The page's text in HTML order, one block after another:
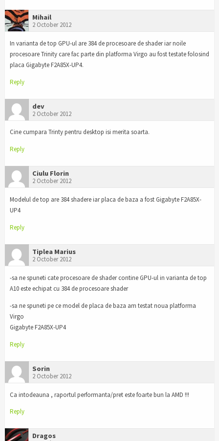
Mihail
2 October 2012
In varianta de top GPU-ul are 384 de procesoare de shader iar noile
procesoare Trinity care fac parte din platforma Virgo au fost testate folosind
placa Gigabyte F2A85X-UP4.
Reply
dev
2 October 2012
Cine cumpara Trinty pentru desktop isi merita soarta.
Reply
Ciulu Florin
2 October 2012
Modelul de top are 384 shadere iar placa de baza a fost Gigabyte F2A85X-
UP4
Reply
Tiplea Marius
2 October 2012
-sa ne spuneti cate procesoare de shader contine GPU-ul in varianta de top
A10 este echipat cu 384 de procesoare shader
-sa ne spuneti pe ce model de placa de baza am testat noua platforma
Virgo
Gigabyte F2A85X-UP4
Reply
Sorin
2 October 2012
Ca intodeauna , raportul performanta/pret este foarte bun la AMD !!!
Reply
Dragos